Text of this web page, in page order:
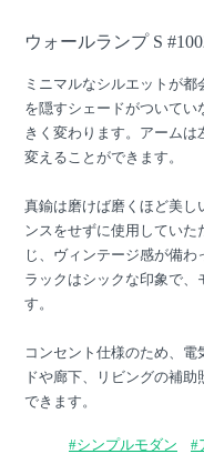
ウォールランプ S
ミニマルなシルエットが
を隠すシェードがついて
きく変わります。アーム
変えることができます。
真鍮は磨けば磨くほど美し
ンスをせずに使用してい
じ、ヴィンテージ感が備
ラックはシックな印象で、
す。
コンセント仕様のため、
ドや廊下、リビングの補
できます。
#シンプルモダン #